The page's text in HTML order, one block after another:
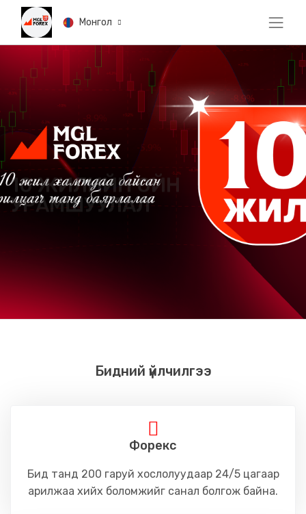
Монгол
10 ЖИЛИЙН ОЙН
УРАМШУУЛАЛ
Удахгүй зарлагдана
Бидний үйлчилгээ
Форекс
Бид танд 200 гаруй хослолуудаар 24/5 цагаар
арилжаа хийх боломжийг санал болгож байна.